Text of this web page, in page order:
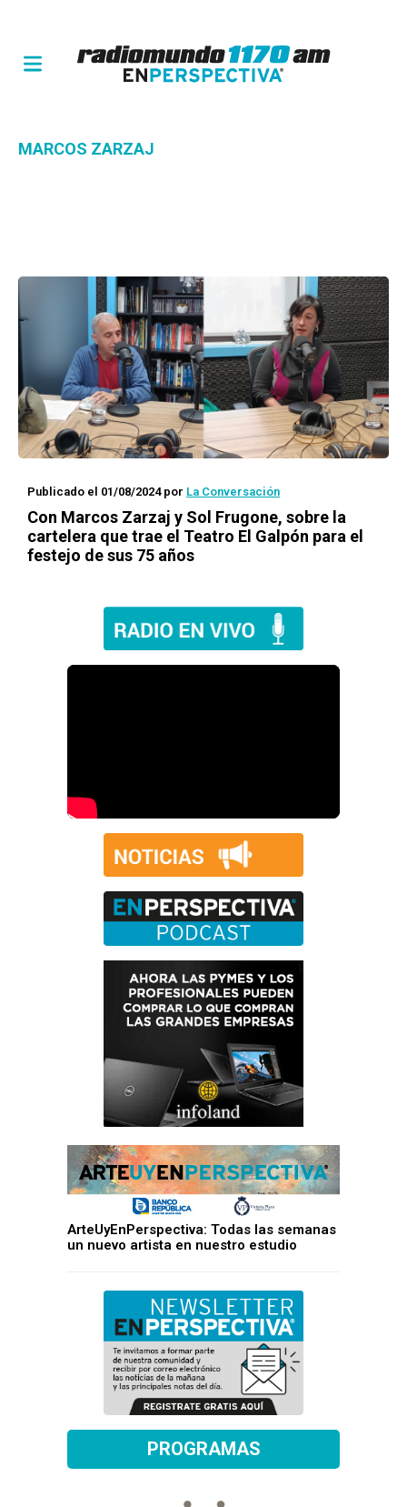
MARCOS ZARZAJ
Publicado el 01/08/2024por La Conversación
Con Marcos Zarzaj y Sol Frugone, sobre la
cartelera que trae el Teatro El Galpón para el
festejo de sus 75 años
ArteUyEnPerspectiva: Todas las semanas
un nuevo artista en nuestro estudio
PROGRAMAS